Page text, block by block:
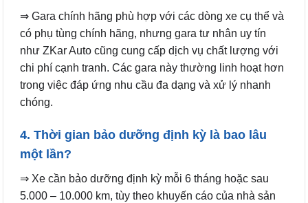
⇒ Gara chính hãng phù hợp với các dòng xe cụ thể và
có phụ tùng chính hãng, nhưng gara tư nhân uy tín
như ZKar Auto cũng cung cấp dịch vụ chất lượng với
chi phí cạnh tranh. Các gara này thường linh hoạt hơn
trong việc đáp ứng nhu cầu đa dạng và xử lý nhanh
chóng.
4. Thời gian bảo dưỡng định kỳ là bao lâu
một lần?
⇒ Xe cần bảo dưỡng định kỳ mỗi 6 tháng hoặc sau
5.000 – 10.000 km, tùy theo khuyến cáo của nhà sản